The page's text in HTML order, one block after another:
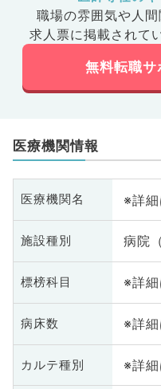
職場の雰囲気や人間
求人票に掲載されて
無料転職サ
医療機関情報
医療機関名 ※詳
施設種別 病院
標榜科目 ※詳
病床数 ※詳
カルテ種別 ※詳